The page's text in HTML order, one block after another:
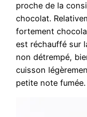
proche de la
chocolat.
fortement
est réchauffé sur
non détrempé,
cuisson
petite note fumée.